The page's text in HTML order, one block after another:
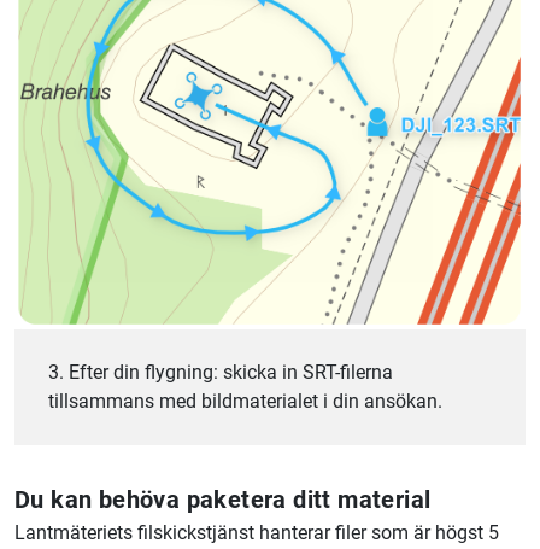
3. Efter din flygning: skicka in SRT-filerna
tillsammans med bildmaterialet i din ansökan.
Du kan behöva paketera ditt material
Lantmäteriets filskickstjänst hanterar filer som är högst 5